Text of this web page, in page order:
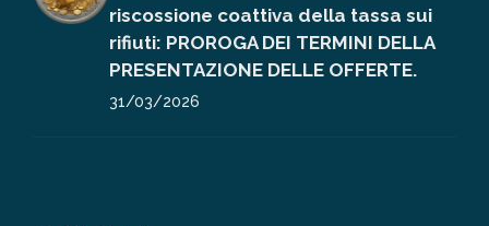
riscossione coattiva della tassa sui
rifiuti: PROROGA DEI TERMINI DELLA
PRESENTAZIONE DELLE OFFERTE.
31/03/2026